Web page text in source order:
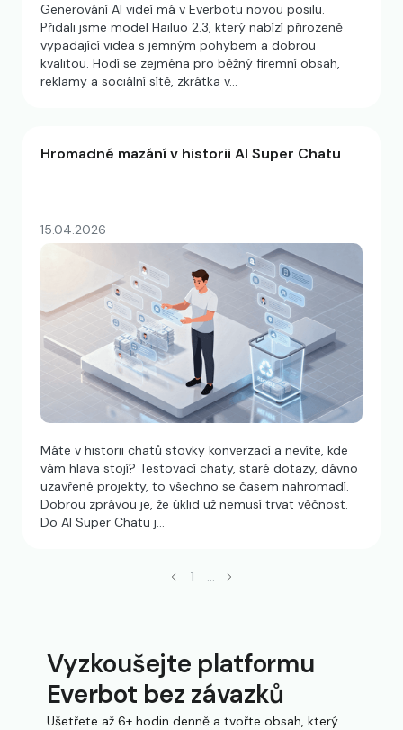
Generování AI videí má v Everbotu novou posilu.
Přidali jsme model Hailuo 2.3, který nabízí přirozeně
vypadající videa s jemným pohybem a dobrou
kvalitou. Hodí se zejména pro běžný firemní obsah,
reklamy a sociální sítě, zkrátka v…
Hromadné mazání v historii AI Super Chatu
15.04.2026
Máte v historii chatů stovky konverzací a nevíte, kde
vám hlava stojí? Testovací chaty, staré dotazy, dávno
uzavřené projekty, to všechno se časem nahromadí.
Dobrou zprávou je, že úklid už nemusí trvat věčnost.
Do AI Super Chatu j…
1 ...
Vyzkoušejte platformu
Everbot bez závazků
Ušetřete až 6+ hodin denně a tvořte obsah, který